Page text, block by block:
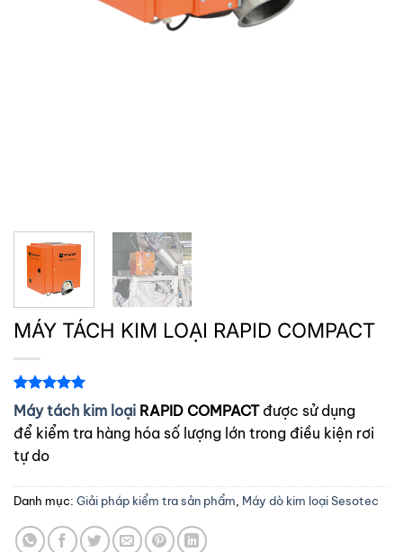
MÁY TÁCH KIM LOẠI RAPID COMPACT
5.00
trên 5
dựa trên
1
đánh giá
Máy tách kim loại RAPID COMPACTđược sử dụng
để kiểm tra hàng hóa số lượng lớn trong điều kiện rơi
tự do
Danh mục: Giải pháp kiểm tra sản phẩm Máy dò kim loại Sesotec